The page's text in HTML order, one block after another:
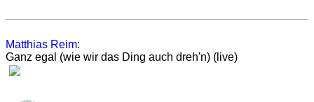
Matthias Reim:
Ganz egal (wie wir das Ding auch dreh'n) (live)